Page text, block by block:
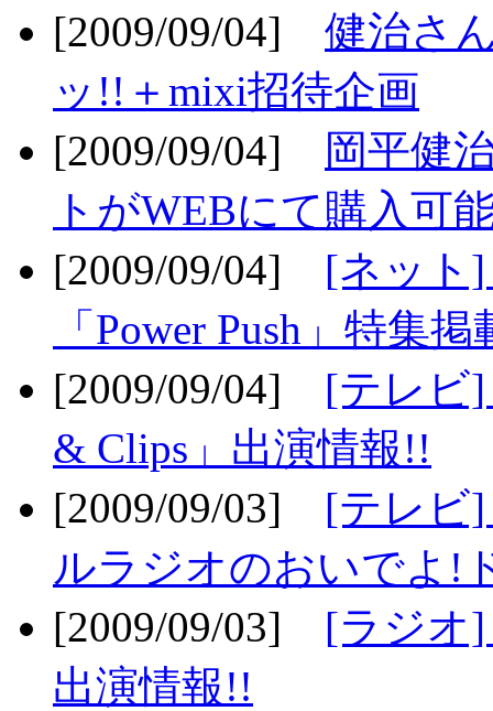
[2009/09/04] 健治さ
ッ!!＋mixi招待企画
[2009/09/04]
岡平健
トがWEBにて購入可
[2009/09/04] [ネット]
「Power Push」特集
[2009/09/04] [テレビ]
& Clips」出演情報!!
[2009/09/03] [テレビ
ルラジオのおいでよ!
[2009/09/03] [ラジオ]
出演情報!!